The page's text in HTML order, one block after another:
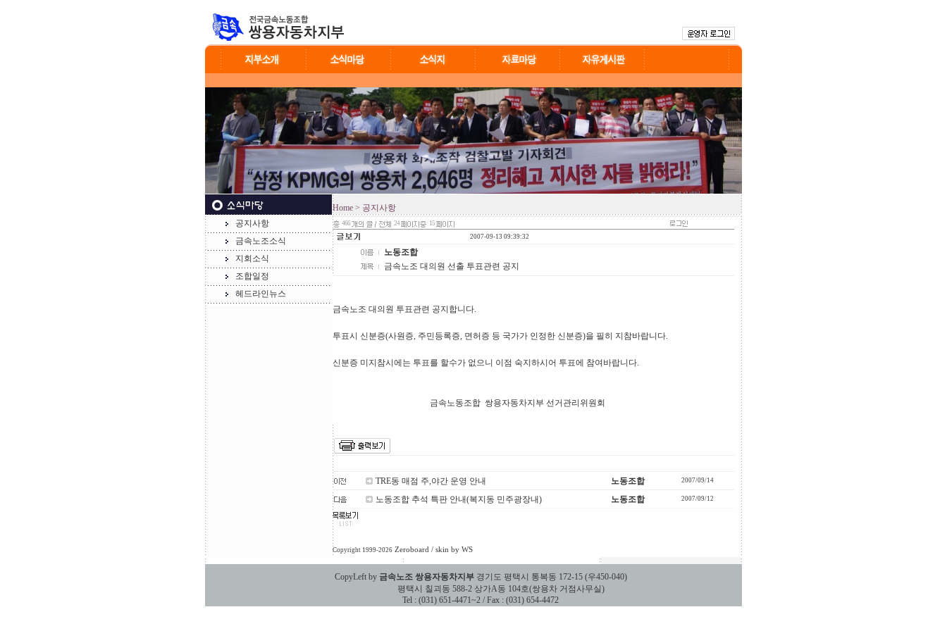
공지사항
금속노조소식
지회소식
조합일정
헤드라인뉴스
Home > 공지사항
466 24
15
2007-09-13 09:39:32
노동조합
금속노조 대의원 선출 투표관련 공지
금속노조 대의원 투표관련 공지합니다.
투표시 신분증(사원증, 주민등록증, 면허증 등 국가가 인정한 신분증)을 필히 지참바랍니다.
신분증 미지참시에는 투표를 할수가 없으니 이점 숙지하시어 투표에 참여바랍니다.
금속노동조합 쌍용자동차지부 선거관리위원회
TRE동 매점 주,야간 운영 안내 노동조합 2007/09/14
노동조합 추석 특판 안내(복지동 민주광장내) 노동조합 2007/09/12
Copyright 1999-2026 Zeroboard / skin by WS
CopyLeft by 금속노조 쌍용자동차지부경기도 평택시 통복동 172-15 (우450-040)
평택시 칠괴동 588-2 상가A동 104호(쌍용차 거점사무실)
Tel : (031) 651-4471~2 / Fax : (031) 654-4472